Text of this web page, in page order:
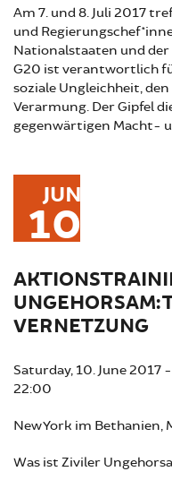
Am 7. und 8. Juli 2017
und
Nationalstaaten und der
G20 ist verantwortlich
soziale Ungleichheit,
Verarmung. Der Gipfel
gegenwärtigen Macht-
JUN
10
UNGEHORSAM:
VERNETZUNG
Saturday, 10. June 2017
22:00
New York im
Was ist Ziviler